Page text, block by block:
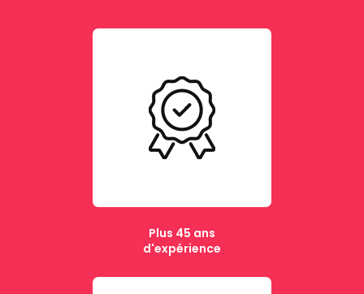
Plus 45 ans
d'expérience